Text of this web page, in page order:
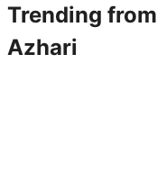
Trending from
Azhari